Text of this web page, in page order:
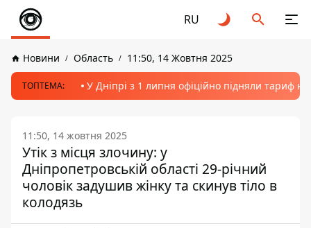
RU
Новини Область 11:50, 14 Жовтня 2025
ТОПТЕМА: У Дніпрі з 1 липня офіційно підняли тариф
11:50, 14 жовтня 2025
Утік з місця злочину: у
Дніпропетровській області 29-річний
чоловік задушив жінку та скинув тіло в
колодязь